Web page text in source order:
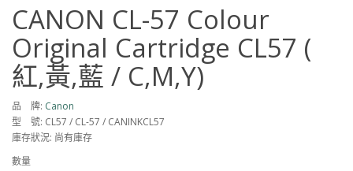
CANON CL-57 Colour
Original Cartridge CL57 (
紅,黃,藍 / C,M,Y)
品 牌: Canon
型 號: CL57 / CL-57 / CANINKCL57
庫存狀況: 尚有庫存
數量